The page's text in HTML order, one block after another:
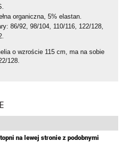
organiczna, 5% elastan.
86/92, 98/104, 110/116, 122/128,
o wzroście 115 cm, ma na sobie
128.
na lewej stronie z podobnymi